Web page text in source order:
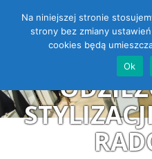
Open toolbar
Na niniejszej stronie
strony bez zmiany
cookies będą
Ok